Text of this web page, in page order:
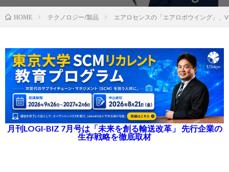
HOME テクノロジー/製品 エアロセンスの「エアロボウイング」、
月刊LOGI-BIZ 7月号は「未来を創る輸送改革」 先行企業の
生存戦略を徹底取材